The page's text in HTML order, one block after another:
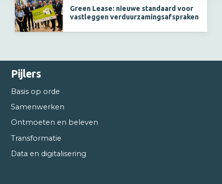
Green Lease: nieuwe standaard voor
vastleggen verduurzamingsafspraken
Pijlers
Basis op orde
Samenwerken
Ontmoeten en beleven
Transformatie
Data en digitalisering